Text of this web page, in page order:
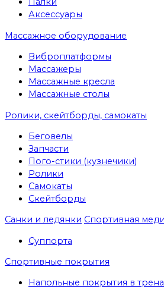
Аксессуары
Массажное оборудование
Виброплатформы
Массажеры
Массажные кресла
Массажные столы
Ролики, скейтборды, самокаты
Беговелы
Запчасти
Пого-стики (кузнечики)
Ролики
Самокаты
Скейтборды
Санки и ледянки Спортивная
Суппорта
Спортивные покрытия
Напольные покрытия в